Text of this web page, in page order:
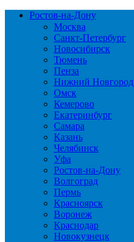
Ростов-на-Дону
Москва
Санкт-Петербург
Новосибирск
Тюмень
Пенза
Нижний Новгород
Омск
Кемерово
Екатеринбург
Самара
Казань
Челябинск
Уфа
Ростов-на-Дону
Волгоград
Пермь
Красноярск
Воронеж
Краснодар
Новокузнецк